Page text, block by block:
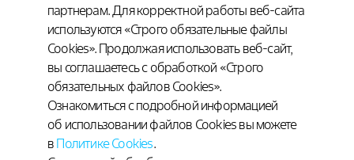
Научно-медицинские материалы для
специалистов:
www.gynendo.ru
© 2020–2026 АО «БАЙЕР»
партнерам. Для корректной работы веб-сайта
используются «Строго обязательные файлы
Cookies». Продолжая использовать веб-сайт,
вы соглашаетесь с обработкой «Строго
обязательных файлов Cookies».
Ознакомиться с подробной информацией
об использовании файлов Cookies вы можете
в Политике Cookies.